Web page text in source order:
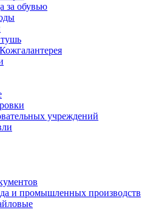
за обувью
учреждений
и промышленных производств